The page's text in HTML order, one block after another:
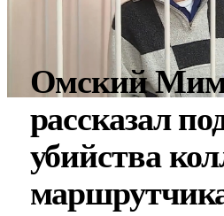
Омский
рассказал
убийства